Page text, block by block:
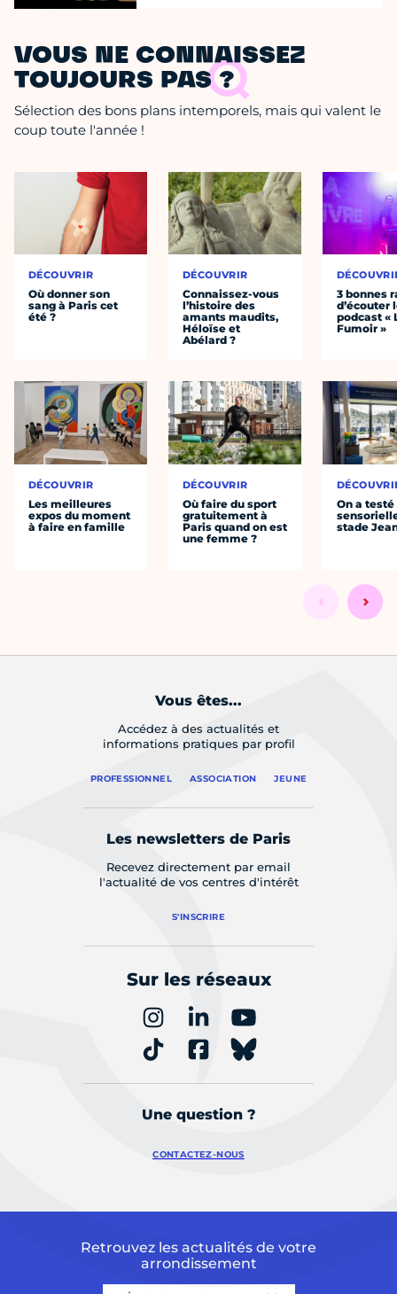
VOUS NE CONNAISSEZ
TOUJOURS PAS ?
Sélection des bons plans intemporels, mais qui valent le
coup toute l'année !
DÉCOUVRIR
Où donner son
sang à Paris cet
été ?
DÉCOUVRIR
Les meilleures
expos du moment
à faire en famille
DÉCOUVRIR
Connaissez-vous
l’histoire des
amants maudits,
Héloïse et
Abélard ?
DÉCOUVRIR
Où faire du sport
gratuitement à
Paris quand on est
une femme ?
3 bonnes
d’écouter
podcast «
Fumoir »
On a
stade
Vous êtes...
Accédez à des actualités et
informations pratiques par profil
PROFESSIONNEL ASSOCIATION JEUNE
Les newsletters de Paris
Recevez directement par email
l'actualité de vos centres d'intérêt
S'INSCRIRE
Sur les réseaux
Une question ?
CONTACTEZ-NOUS
Retrouvez les actualités de votre
arrondissement